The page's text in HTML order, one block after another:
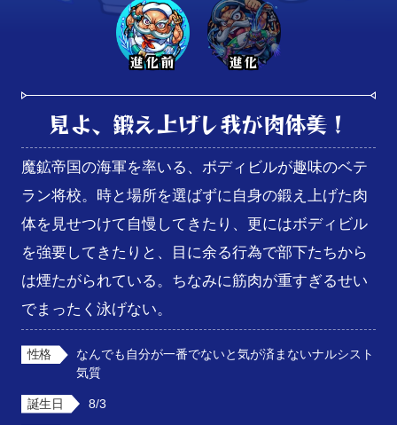
進化前 進化
見よ、鍛え上げし我が肉体美！
魔鉱帝国の海軍を率いる、ボディビルが趣味のベテ
ラン将校。時と場所を選ばずに自身の鍛え上げた肉
体を見せつけて自慢してきたり、更にはボディビル
を強要してきたりと、目に余る行為で部下たちから
は煙たがられている。ちなみに筋肉が重すぎるせい
でまったく泳げない。
性格
なんでも自分が一番でないと気が済まないナルシスト
気質
誕生日 8/3